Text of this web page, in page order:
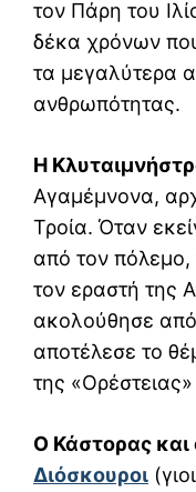
τον Πάρη του
δέκα χρόνων
τα μεγαλύτερα
ανθρωπότητας.
Η
Αγαμέμνονα,
Τροία. Όταν
από τον πόλεμο,
τον εραστή της
ακολούθησε από
αποτέλεσε το
της
Ο Κάστορας
Διόσκουροι